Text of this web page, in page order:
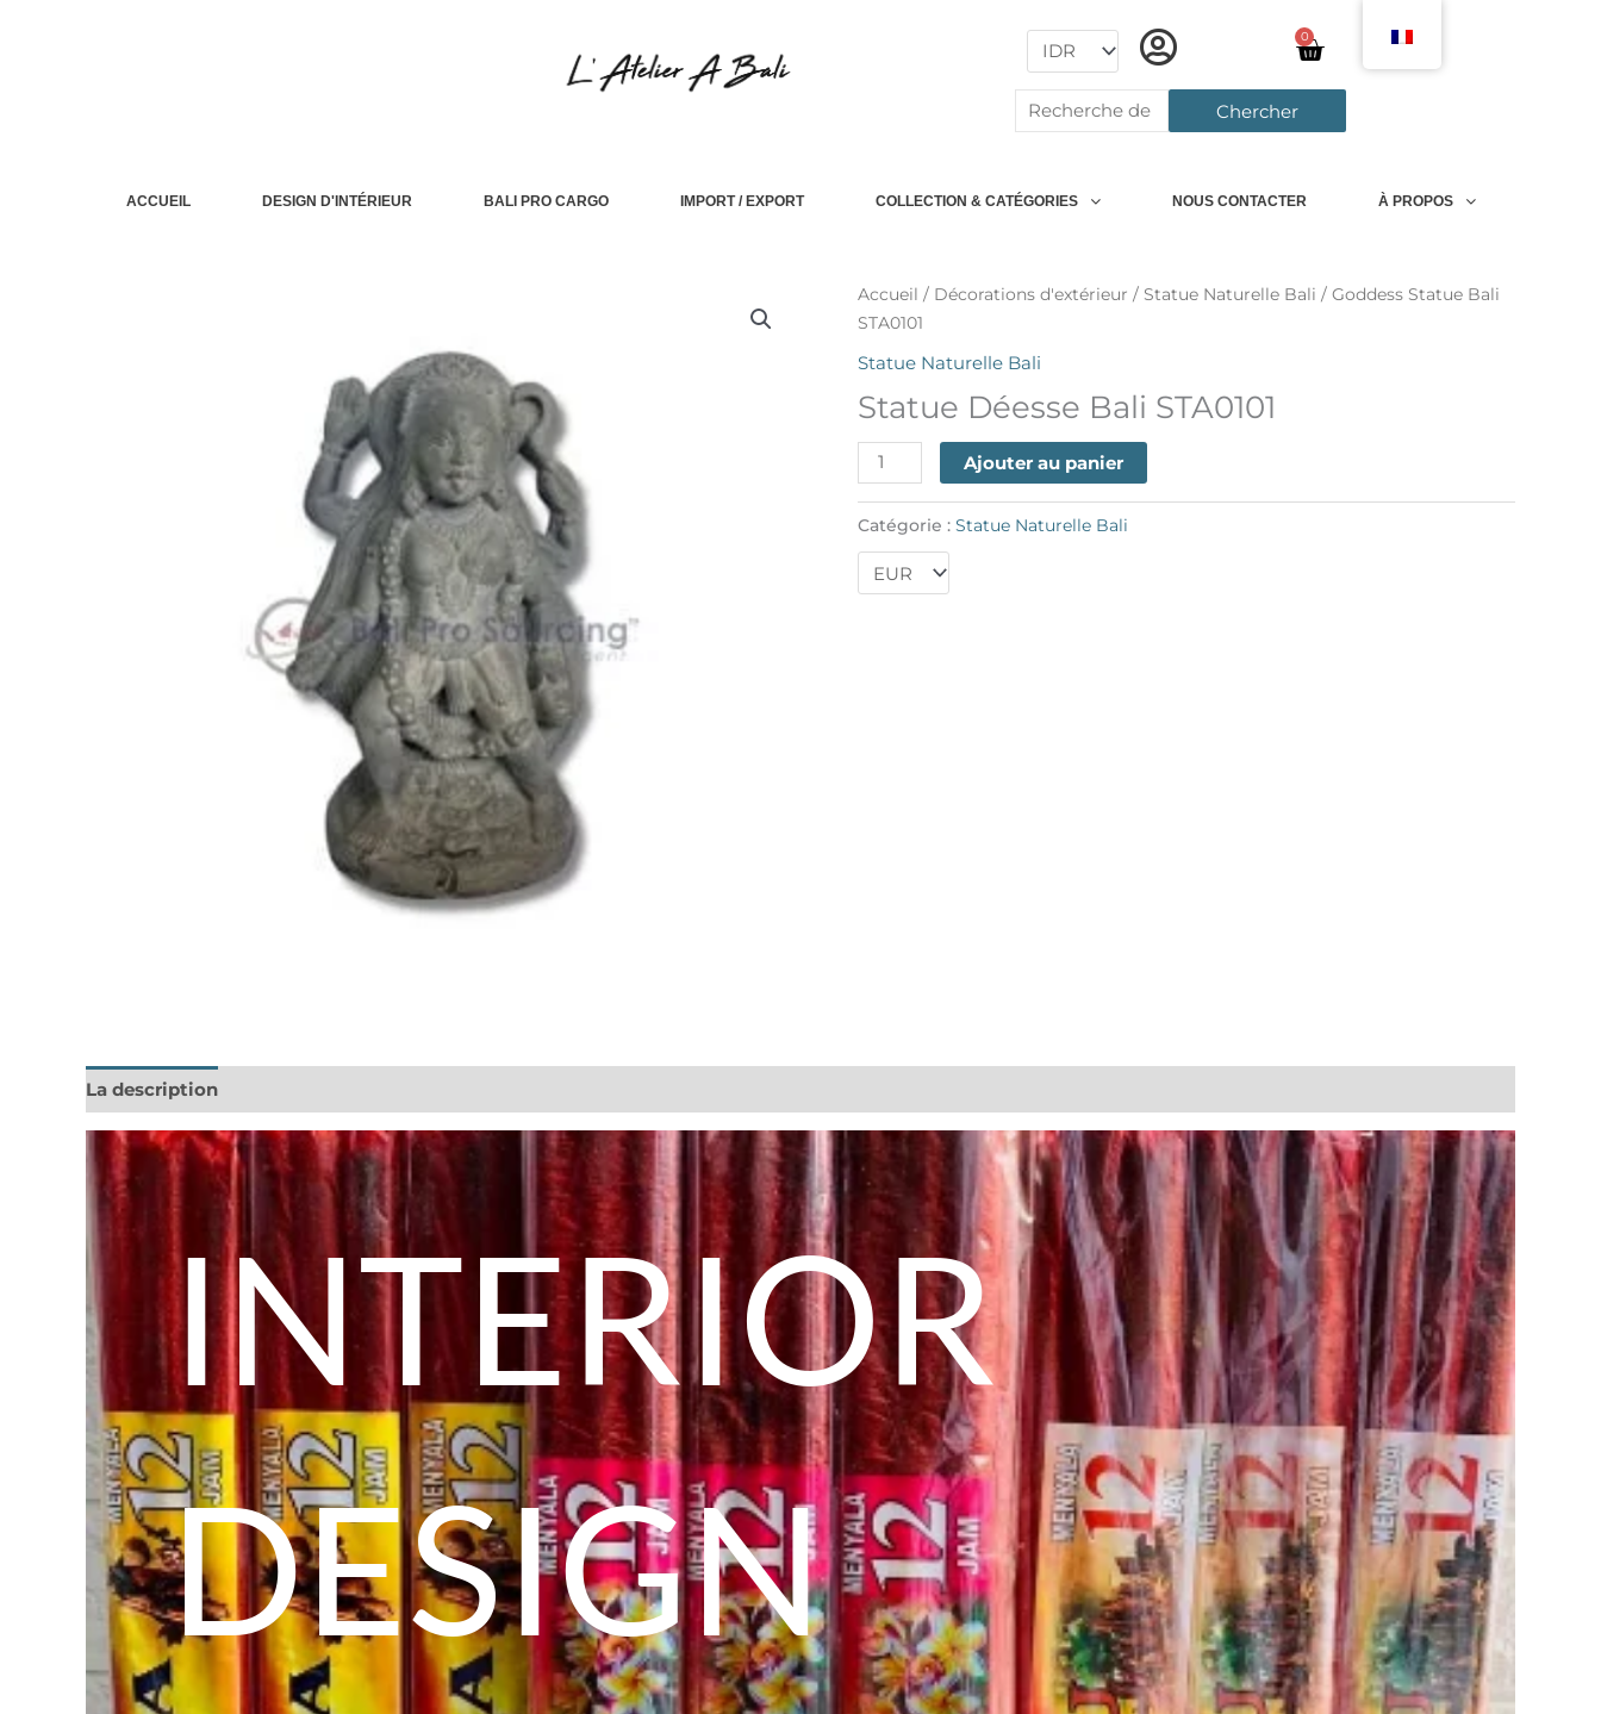
0
Chariot
Rechercher: Chercher
ACCUEIL DESIGN D'INTÉRIEUR BALI PRO CARGO IMPORT / EXPORT COLLECTION & CATÉGORIES NOUS CONTACTER À PROPOS
Accueil / Décorations d'extérieur / Statue Naturelle Bali / Goddess Statue Bali
STA0101
Statue Naturelle Bali
Statue Déesse Bali STA0101
quantité
de
Bali
Ajouter au panier
Catégorie : Statue Naturelle Bali
La description
INTERIOR
DESIGN